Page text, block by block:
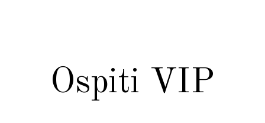
Ospiti VIP